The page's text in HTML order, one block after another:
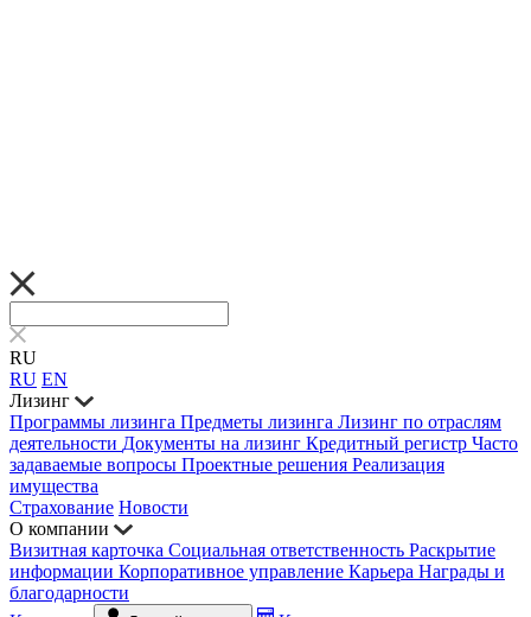
RU
RU EN
Лизинг
Программы лизинга Предметы лизинга Лизинг по отраслям
деятельности Документы на лизинг Кредитный регистр Часто
задаваемые вопросы Проектные решения Реализация
имущества
Страхование Новости
О компании
Визитная карточка Социальная ответственность Раскрытие
информации Корпоративное управление Карьера Награды и
благодарности